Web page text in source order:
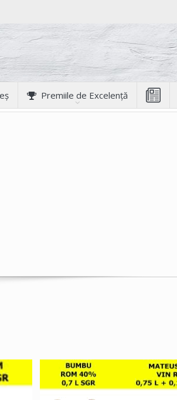
Premiile de Excelență